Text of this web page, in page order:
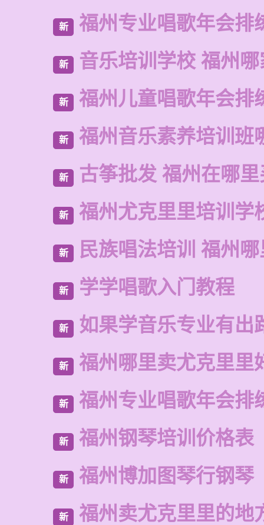
新 福州专业唱歌年会排
新 音乐培训学校 福州
新 福州儿童唱歌年会排
新 福州音乐素养培训班
新 古筝批发 福州在哪
新 福州尤克里里培训学
新 民族唱法培训 福州
新 学学唱歌入门教程
新 如果学音乐专业有出
新 福州哪里卖尤克里里
新 福州专业唱歌年会排
新 福州钢琴培训价格表
新 福州博加图琴行钢琴
新 福州卖尤克里里的地